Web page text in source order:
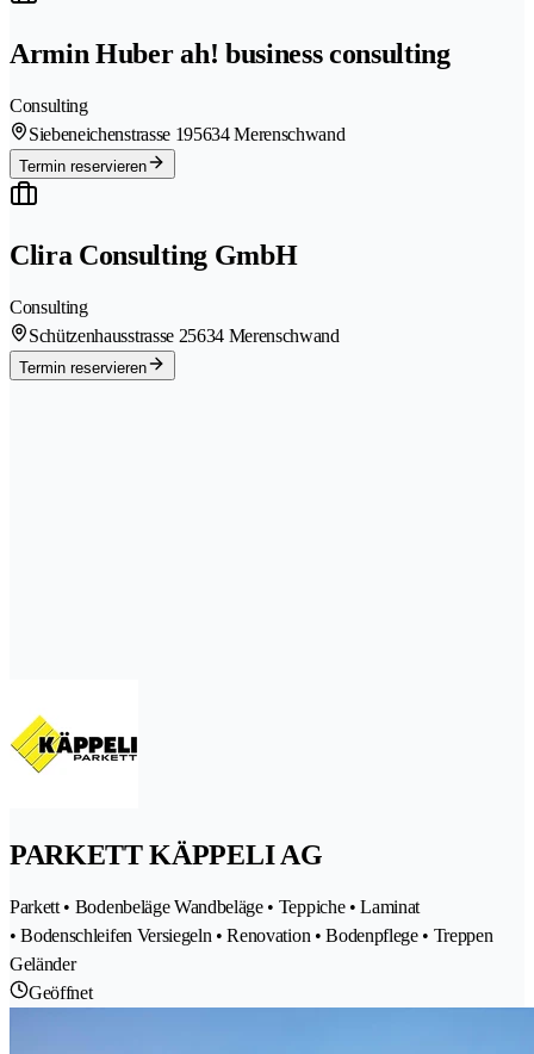
Armin Huber ah! business consulting
Consulting
Siebeneichenstrasse 195634 Merenschwand
Termin reservieren
Clira Consulting GmbH
Consulting
Schützenhausstrasse 25634 Merenschwand
Termin reservieren
PARKETT KÄPPELI AG
Parkett • Bodenbeläge Wandbeläge • Teppiche • Laminat
• Bodenschleifen Versiegeln • Renovation • Bodenpflege • Treppen
Geländer
Geöffnet